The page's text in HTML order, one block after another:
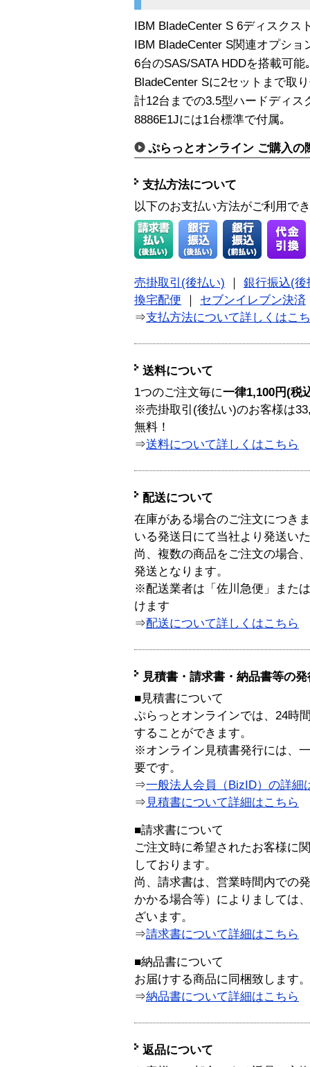
IBM BladeCenter S 6ディスクス
IBM BladeCenter S関連オプショ
6台のSAS/SATA HDDを搭載可能
BladeCenter Sに2セットまで取
計12台までの3.5型ハードディス
8886E1Jには1台標準で付属｡
ぷらっとオンライン ご購入の
支払方法について
以下のお支払い方法がご利用で
売掛取引(後払い)
銀行振込(後
換宅配便
セブンイレブン決済
⇒支払方法について詳しくはこ
送料について
1つのご注文毎に一律1,100円(税
※売掛取引(後払い)のお客様は
無料！
⇒送料について詳しくはこちら
配送について
在庫がある場合のご注文につき
いる発送日にて当社より発送い
尚、複数の商品をご注文の場合
発送となります。
※配送業者は「佐川急便」また
けます
⇒配送について詳しくはこちら
見積書・請求書・納品書等の
■見積書について
ぷらっとオンラインでは、24時
することができます。
※オンライン見積書発行には、
要です。
⇒一般法人会員（BizID）の詳細
⇒ 見積書について詳細はこちら
■請求書について
ご注文時に希望されたお客様に
しております。
尚、請求書は、営業時間内での
かかる場合等）によりましては
ざいます。
⇒請求書について詳細はこちら
■納品書について
お届けする商品に同梱致します。
⇒納品書について詳細はこちら
返品について